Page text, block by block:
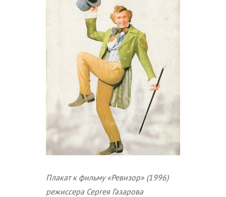
Плакат к фильму «Ревизор» (1996)
режиссера Сергея Газарова